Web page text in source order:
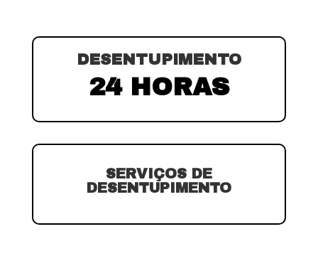
DESENTUPIMENTO
24 HORAS
SERVIÇOS DE
DESENTUPIMENTO